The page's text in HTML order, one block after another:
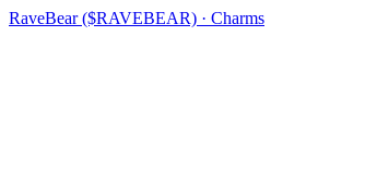
RaveBear ($RAVEBEAR) · Charms